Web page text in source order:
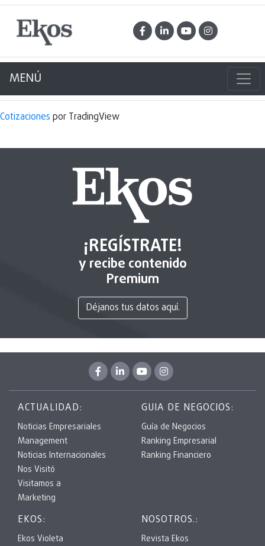
MENÚ
Cotizaciones por TradingView
¡REGÍSTRATE!
y recibe contenido
Premium
Déjanos tus datos aquí.
ACTUALIDAD:
Noticias Empresariales
Management
Noticias Internacionales
Nos Visitó
Visitamos a
Marketing
GUIA DE NEGOCIOS:
Guía de Negocios
Ranking Empresarial
Ranking Financiero
EKOS:
Ekos Violeta
NOSOTROS.:
Revista Ekos